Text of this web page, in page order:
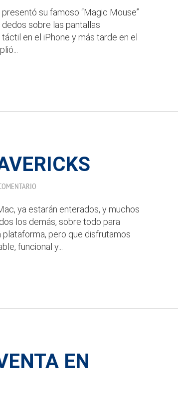
su famoso “Magic Mouse”
sobre las pantallas
en el iPhone y más tarde en el
ya estarán enterados, y muchos
los demás, sobre todo para
pero que disfrutamos
funcional y...
EN